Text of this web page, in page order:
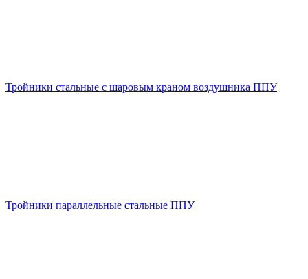
Тройники стальные с шаровым краном воздушника ППУ
Тройники параллельные стальные ППУ